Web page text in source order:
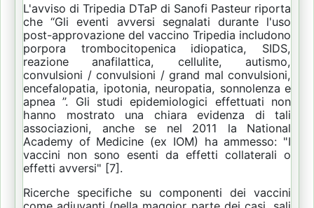
L'avviso di Tripedia DTaP di Sanofi Pasteur riporta
che “Gli eventi avversi segnalati durante l'uso
post-approvazione del vaccino Tripedia includono
porpora trombocitopenica idiopatica, SIDS,
reazione anafilattica, cellulite, autismo,
convulsioni / convulsioni / grand mal convulsioni,
encefalopatia, ipotonia, neuropatia, sonnolenza e
apnea ”. Gli studi epidemiologici effettuati non
hanno mostrato una chiara evidenza di tali
associazioni, anche se nel 2011 la National
Academy of Medicine (ex IOM) ha ammesso: "I
vaccini non sono esenti da effetti collaterali o
effetti avversi" [7].
Ricerche specifiche su componenti dei vaccini